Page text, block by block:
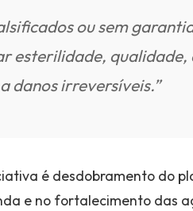
ou sem
esterilidade,
danos irreversíveis.”
é desdobramento do
e no fortalecimento das